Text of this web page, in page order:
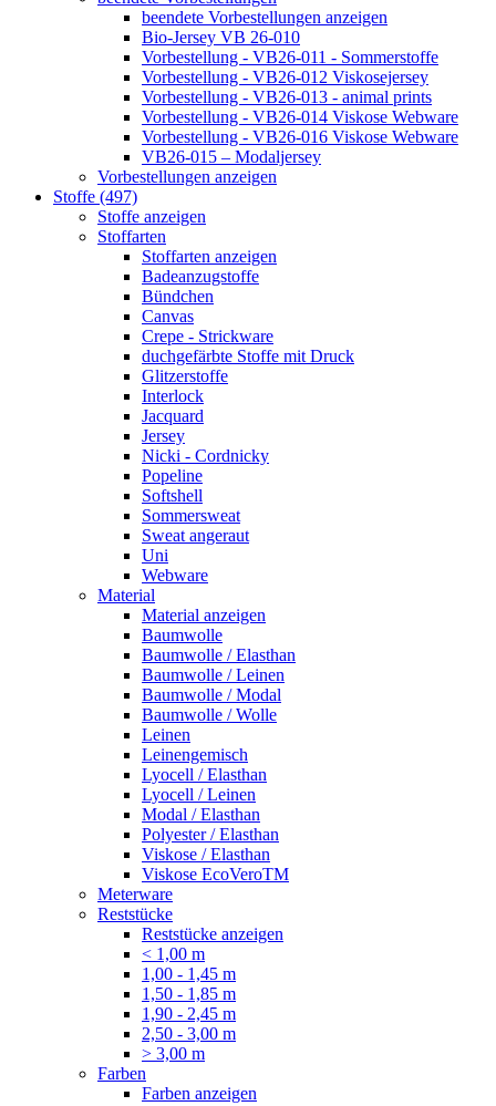
beendete Vorbestellungen anzeigen
Bio-Jersey VB 26-010
Vorbestellung - VB26-011 - Sommerstoffe
Vorbestellung - VB26-012 Viskosejersey
Vorbestellung - VB26-013 - animal prints
Vorbestellung - VB26-014 Viskose Webware
Vorbestellung - VB26-016 Viskose Webware
VB26-015 – Modaljersey
Vorbestellungen anzeigen
Stoffe (497)
Stoffe anzeigen
Stoffarten
Stoffarten anzeigen
Badeanzugstoffe
Bündchen
Canvas
Crepe - Strickware
duchgefärbte Stoffe mit Druck
Glitzerstoffe
Interlock
Jacquard
Jersey
Nicki - Cordnicky
Popeline
Softshell
Sommersweat
Sweat angeraut
Uni
Webware
Material
Material anzeigen
Baumwolle
Baumwolle / Elasthan
Baumwolle / Leinen
Baumwolle / Modal
Baumwolle / Wolle
Leinen
Leinengemisch
Lyocell / Elasthan
Lyocell / Leinen
Modal / Elasthan
Polyester / Elasthan
Viskose / Elasthan
Viskose EcoVeroTM
Meterware
Reststücke
Reststücke anzeigen
< 1,00 m
1,00 - 1,45 m
1,50 - 1,85 m
1,90 - 2,45 m
2,50 - 3,00 m
> 3,00 m
Farben
Farben anzeigen